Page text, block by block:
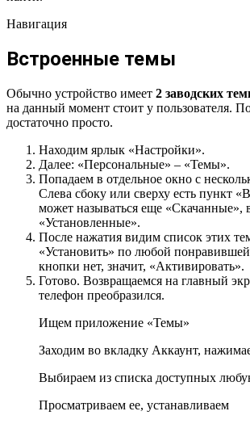
Навигация
Встроенные темы
Обычно устройство имеет 2 заводских
на данный момент стоит у пользователя.
достаточно просто.
Находим ярлык «Настройки».
Далее: «Персональные» – «Темы».
Попадаем в отдельное окно с
Слева сбоку или сверху есть пункт
может называться еще «Скачанные»,
«Установленные».
После нажатия видим список этих
«Установить» по любой
кнопки нет, значит, «Активировать».
Готово. Возвращаемся на главный
телефон преобразился.
Ищем приложение «Темы»
Заходим во вкладку Аккаунт,
Выбираем из списка доступных
Просматриваем ее, устанавливаем